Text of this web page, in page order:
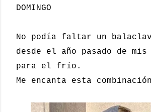
DOMINGO
No podía faltar un
desde el año pasado de
para el frío.
Me encanta esta